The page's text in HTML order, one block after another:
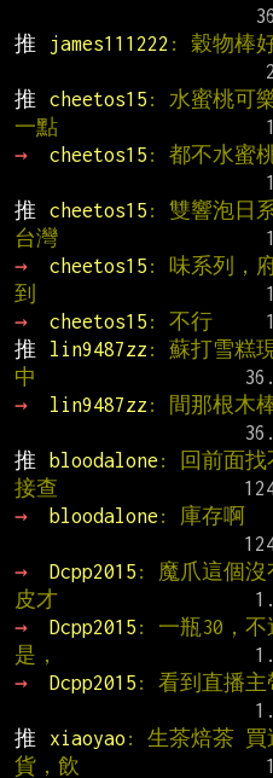
推
james111222 : 穀物棒
推
cheetos15 : 水蜜桃可
一點
→
cheetos15 : 都不水蜜
推
cheetos15 : 雙響泡日
台灣
→
cheetos15 : 味系列，
到
→
cheetos15 : 不行
推
lin9487zz : 蘇打雪糕
中
→
lin9487zz : 間那根木
推
bloodalone : 回前面找
接查
→
bloodalone : 庫存啊
→
Dcpp2015 : 魔爪這個沒
皮才
→
Dcpp2015 : 一瓶30，不
是，
→
Dcpp2015 : 看到直播主
推
xiaoyao : 生茶焙茶 買
貨，飲